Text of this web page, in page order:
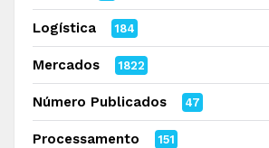
Logística 184
Mercados 1822
Número Publicados 47
Processamento 151